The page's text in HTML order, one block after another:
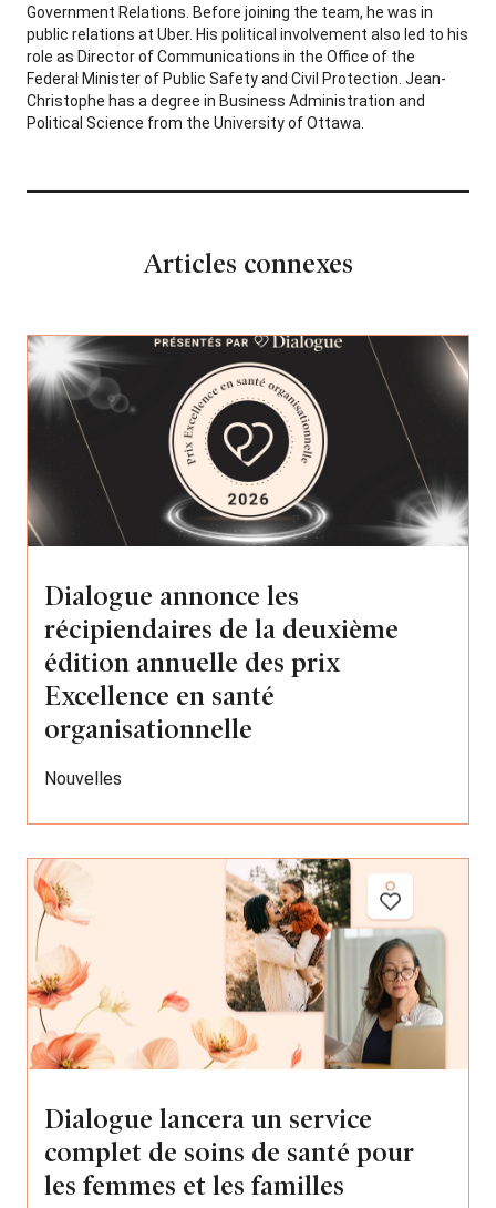
Government Relations. Before joining the team, he was in
public relations at Uber. His political involvement also led to his
role as Director of Communications in the Office of the
Federal Minister of Public Safety and Civil Protection. Jean-
Christophe has a degree in Business Administration and
Political Science from the University of Ottawa.
Articles connexes
Dialogue annonce les
récipiendaires de la deuxième
édition annuelle des prix
Excellence en santé
organisationnelle
Nouvelles
Dialogue lancera un service
complet de soins de santé pour
les femmes et les familles